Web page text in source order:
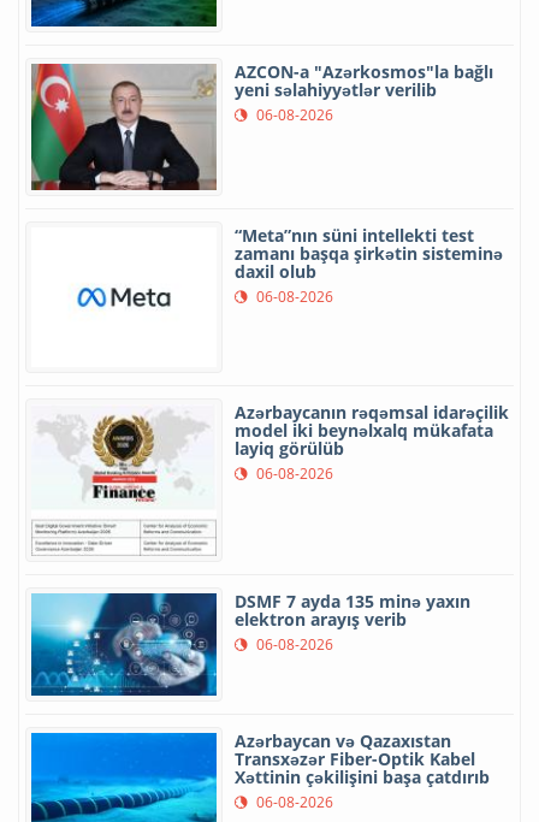
AZCON-a "Azərkosmos"la bağlı
yeni səlahiyyətlər verilib
06-08-2026
“Meta”nın süni intellekti test
zamanı başqa şirkətin sisteminə
daxil olub
06-08-2026
Azərbaycanın rəqəmsal idarəçilik
model iki beynəlxalq mükafata
layiq görülüb
06-08-2026
DSMF 7 ayda 135 minə yaxın
elektron arayış verib
06-08-2026
Azərbaycan və Qazaxıstan
Transxəzər Fiber-Optik Kabel
Xəttinin çəkilişini başa çatdırıb
06-08-2026